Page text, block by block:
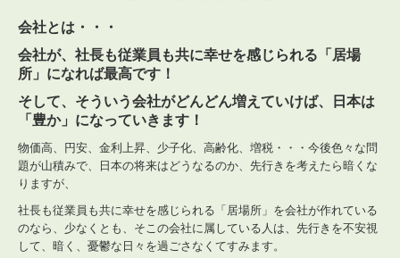
社会福祉法人の皆様へ
補助金・助成金・融資情報
関与先向け融資商品ご紹介
経営者オススメ情報
会社とは・・・
会社が、社長も従業員も共に幸せを感じられる「居場
所」になれば最高です！
そして、そういう会社がどんどん増えていけば、日本は
「豊か」になっていきます！
物価高、円安、金利上昇、少子化、高齢化、増税・・・今後色々な問
題が山積みで、日本の将来はどうなるのか、先行きを考えたら暗くな
りますが、
社長も従業員も共に幸せを感じられる「居場所」を会社が作れている
のなら、少なくとも、そこの会社に属している人は、先行きを不安視
して、暗く、憂鬱な日々を過ごさなくてすみます。